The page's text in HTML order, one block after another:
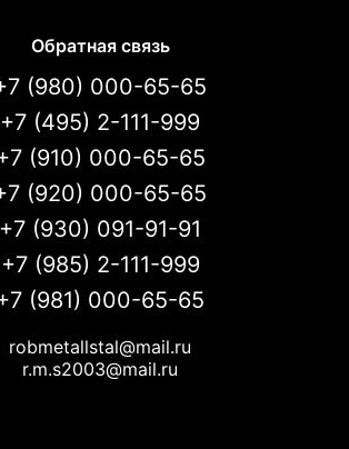
Обратная связь
(980) 000-65-65
+7 (495) 2-111-999
(910) 000-65-65
(920) 000-65-65
+7 (930) 091-91-91
+7 (985) 2-111-999
(981) 000-65-65
robmetallstal@mail.ru
r.m.s2003@mail.ru